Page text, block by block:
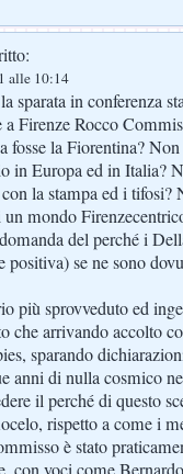
alle 10:14
sparata in conferenza
a Firenze Rocco
fosse la Fiorentina?
in Europa ed in Italia?
la stampa ed i
mondo
del perché i
positiva) se ne sono
più sprovveduto ed
che arrivando accolto
sparando
anni di nulla cosmico
il perché di questo
rispetto a come i
è stato